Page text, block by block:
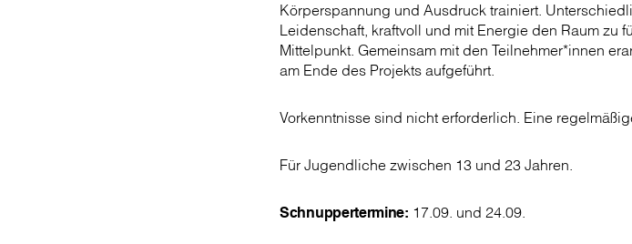
Körperspannung und Ausdruck trainiert.
Leidenschaft, kraftvoll und mit Energie den Raum zu
Mittelpunkt. Gemeinsam mit den Teilnehmer*innen
am Ende des Projekts aufgeführt.
Vorkenntnisse sind nicht erforderlich. Eine
Für Jugendliche zwischen 13 und 23 Jahren.
Schnuppertermine: 17.09. und 24.09.